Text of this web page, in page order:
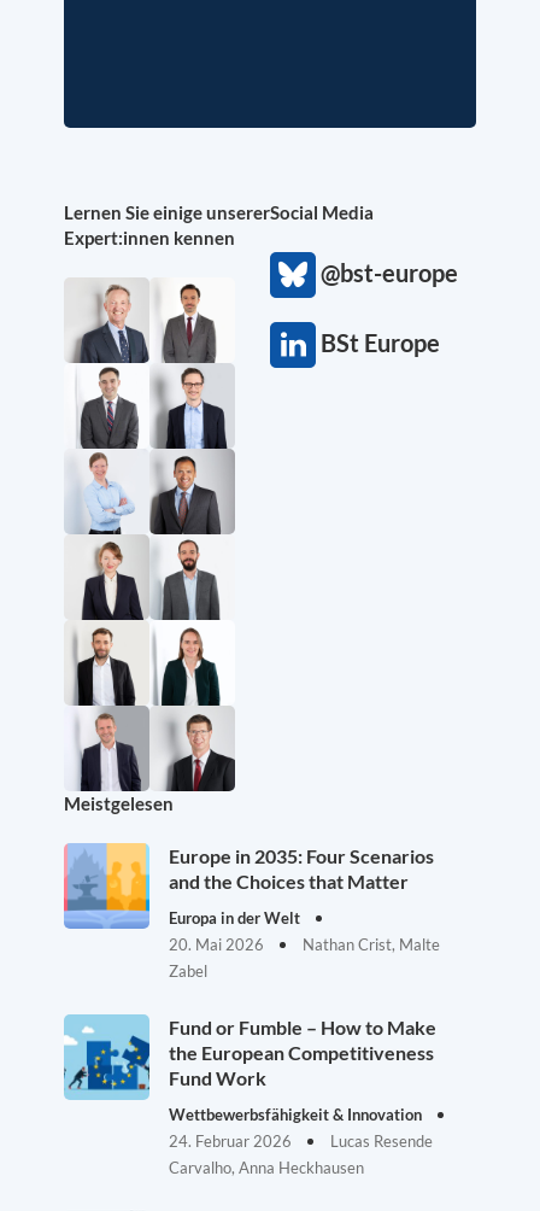
Lernen Sie einige unserer
Expert:innen kennen
Social Media
@bst-europe
BSt Europe
Meistgelesen
Europe in 2035: Four Scenarios
and the Choices that Matter
Europa in der Welt
20. Mai 2026
Nathan Crist, Malte
Zabel
Fund or Fumble – How to Make
the European Competitiveness
Fund Work
Wettbewerbsfähigkeit & Innovation
24. Februar 2026
Lucas Resende
Carvalho, Anna Heckhausen